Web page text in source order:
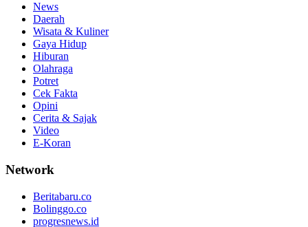
News
Daerah
Wisata & Kuliner
Gaya Hidup
Hiburan
Olahraga
Potret
Cek Fakta
Opini
Cerita & Sajak
Video
E-Koran
Network
Beritabaru.co
Bolinggo.co
progresnews.id